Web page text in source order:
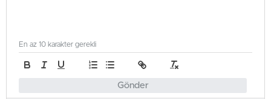
Gönder
En az 10 karakter gerekli